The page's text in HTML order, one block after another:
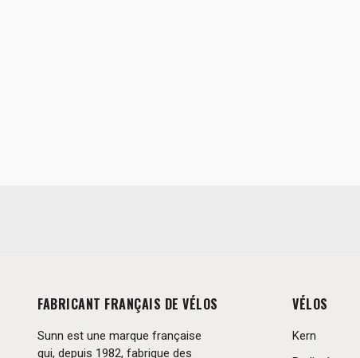
FABRICANT FRANÇAIS DE VÉLOS
Sunn est une marque française
qui, depuis 1982, fabrique des
VÉLOS
Kern